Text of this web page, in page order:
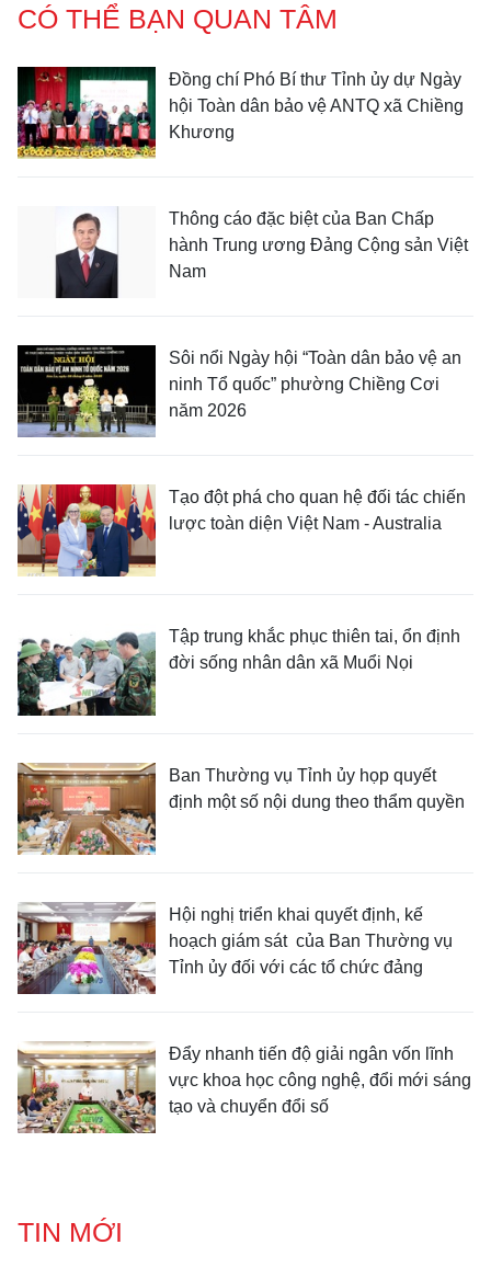
CÓ THỂ BẠN QUAN TÂM
Đồng chí Phó Bí thư Tỉnh ủy dự Ngày
hội Toàn dân bảo vệ ANTQ xã Chiềng
Khương
Thông cáo đặc biệt của Ban Chấp
hành Trung ương Đảng Cộng sản Việt
Nam
Sôi nổi Ngày hội “Toàn dân bảo vệ an
ninh Tổ quốc” phường Chiềng Cơi
năm 2026
Tạo đột phá cho quan hệ đối tác chiến
lược toàn diện Việt Nam - Australia
Tập trung khắc phục thiên tai, ổn định
đời sống nhân dân xã Muổi Nọi
Ban Thường vụ Tỉnh ủy họp quyết
định một số nội dung theo thẩm quyền
Hội nghị triển khai quyết định, kế
hoạch giám sát của Ban Thường vụ
Tỉnh ủy đối với các tổ chức đảng
Đẩy nhanh tiến độ giải ngân vốn lĩnh
vực khoa học công nghệ, đổi mới sáng
tạo và chuyển đổi số
TIN MỚI